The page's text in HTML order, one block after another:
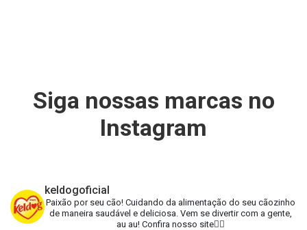
Siga nossas marcas no
Instagram
keldogoficial
Paixão por seu cão! Cuidando da alimentação do seu cãozinho
de maneira saudável e deliciosa. Vem se divertir com a gente,
au au! Confira nosso site👇🏻